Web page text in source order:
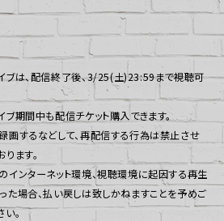
ブは、配信終了後、3/25(土)23:59まで視聴可
期間中も配信チケット購入できます。
画するなどして、再配信する行為は禁止させ
ます。
インターネット環境、視聴環境に起因する再生
た場合、払い戻しは致しかねますことを予めご
い。